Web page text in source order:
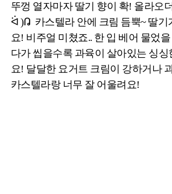
뚜껑 열자마자 딸기 향이 확! 올라오
ᐛ )ᕡ 카스텔라 안에 크림 듬뿍~ 딸기
요! 비주얼 미쳤죠.. 한 입 베어 물었
다가 씹을수록 과육이 살아있는 싱싱
요! 달달한 요거트 크림이 강하거나
카스텔라랑 너무 잘 어울려요!